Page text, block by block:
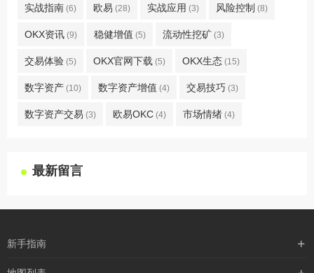
实战指南 (6) 欧易 (28) 实战应用 (3) 风险控制 (8)
OKX资讯 (9) 稳健增值 (5) 流动性挖矿 (3)
交易体验 (5) OKX官网下载 (5) OKX生态 (15)
数字资产 (10) 数字资产增值 (4) 交易技巧 (3)
数字资产交易 (3) 欧易OKC (4) 市场情绪 (4)
最新留言
新手指南
购买流程